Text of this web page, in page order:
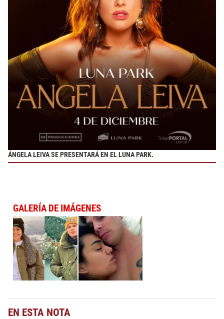
ÁNGELA LEIVA SE PRESENTARÁ EN EL LUNA PARK.
GALERÍA DE IMÁGENES
EN ESTA NOTA